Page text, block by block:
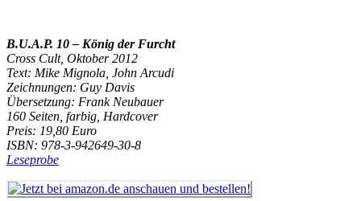
B.U.A.P. 10 – König der Furcht
Cross Cult, Oktober 2012
Text: Mike Mignola, John Arcudi
Zeichnungen: Guy Davis
Übersetzung: Frank Neubauer
160 Seiten, farbig, Hardcover
Preis: 19,80 Euro
ISBN: 978-3-942649-30-8
Leseprobe